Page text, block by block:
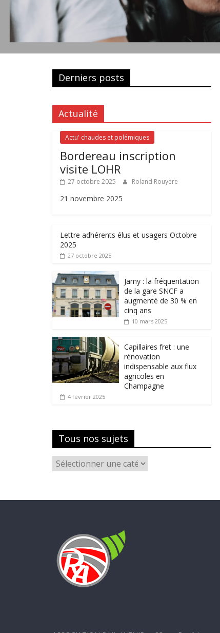
Derniers posts
Actualité
Actu' chaudes et polémiques
Bordereau inscription
visite LOHR
27 octobre 2025 Roland Rouyère
21 novembre 2025
Lettre adhérents élus et usagers Octobre
2025
27 octobre 2025
Jarny : la fréquentation
de la gare SNCF a
augmenté de 30 % en
cinq ans
10 mars 2025
Capillaires fret : une
rénovation
indispensable aux flux
agricoles en
Champagne
4 février 2025
Tous nos sujets
Tous
nos